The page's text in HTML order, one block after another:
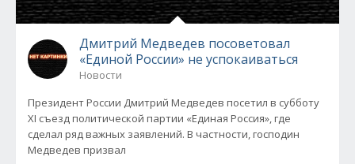
Дмитрий Медведев посоветовал
«Единой России» не успокаиваться
Новости
Президент России Дмитрий Медведев посетил в субботу
XI съезд политической партии «Единая Россия», где
сделал ряд важных заявлений. В частности, господин
Медведев призвал